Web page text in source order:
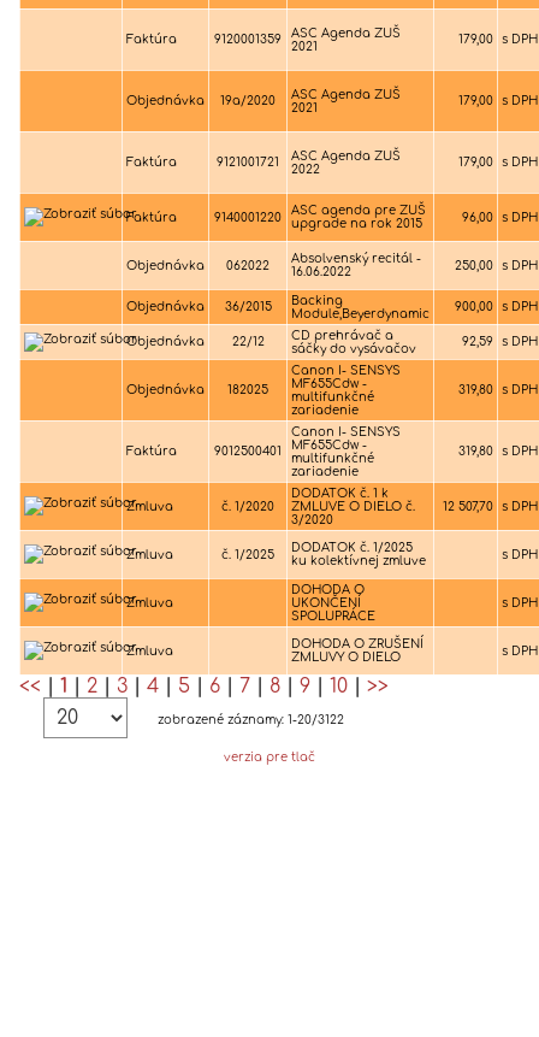
Faktúra 9120001359
ASC Agenda ZUŠ
2021
179,00 s DPH
Objednávka 19a/2020
ASC Agenda ZUŠ
2021
179,00 s DPH
Faktúra 9121001721
ASC Agenda ZUŠ
2022
179,00 s DPH
Faktúra 9140001220
ASC agenda pre ZUŠ
upgrade na rok 2015
96,00 s DPH
Objednávka 062022
Absolvenský recitál -
16.06.2022
250,00 s DPH
Objednávka 36/2015
Backing
Module,Beyerdynamic
900,00 s DPH
Objednávka 22/12
CD prehrávač a
sáčky do vysávačov
92,59 s DPH
Objednávka 182025
Canon I- SENSYS
MF655Cdw -
multifunkčné
zariadenie
319,80 s DPH
Faktúra 9012500401
Canon I- SENSYS
MF655Cdw -
multifunkčné
zariadenie
319,80 s DPH
Zmluva č. 1/2020
DODATOK č. 1 k
ZMLUVE O DIELO č.
3/2020
12 507,70 s DPH
Zmluva č. 1/2025
DODATOK č. 1/2025
ku kolektívnej zmluve
s DPH
Zmluva
DOHODA O
UKONČENÍ
SPOLUPRÁCE
s DPH
Zmluva
DOHODA O ZRUŠENÍ
ZMLUVY O DIELO
s DPH
<< 1 2 3 4 5 6 7 8 9 10 >>
zobrazené záznamy: 1-20/3122
verzia pre tlač